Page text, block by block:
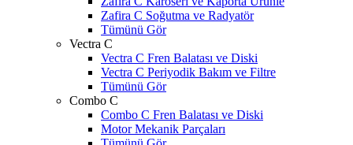
Zafira C Soğutma ve Radyatör
Tümünü Gör
Vectra C
Vectra C Fren Balatası ve Diski
Vectra C Periyodik Bakım ve Filtre
Tümünü Gör
Combo C
Combo C Fren Balatası ve Diski
Motor Mekanik Parçaları